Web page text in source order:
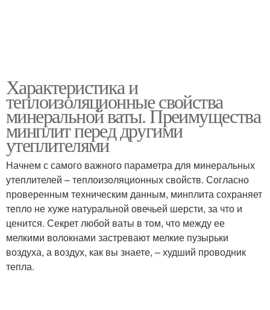
Характеристика и
теплоизоляционные свойства
минеральной ваты. Преимущества
минплит перед другими
утеплителями
Начнем с самого важного параметра для минеральных
утеплителей – теплоизоляционных свойств. Согласно
проверенным техническим данным, минплита сохраняет
тепло не хуже натуральной овечьей шерсти, за что и
ценится. Секрет любой ваты в том, что между ее
мелкими волокнами застревают мелкие пузырьки
воздуха, а воздух, как вы знаете, – худший проводник
тепла.